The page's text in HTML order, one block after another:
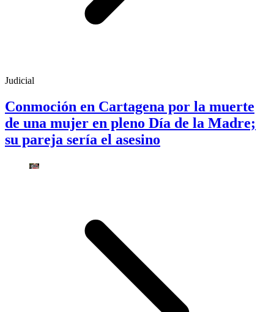
Judicial
Conmoción en Cartagena por la muerte
de una mujer en pleno Día de la Madre;
su pareja sería el asesino